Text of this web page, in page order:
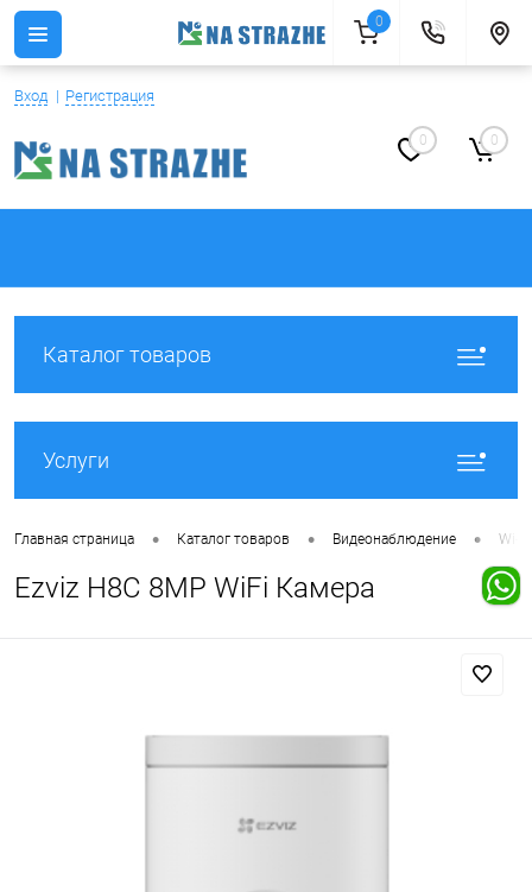
Вход Регистрация
0 0
Каталог товаров
Услуги
Главная страница • Каталог товаров • Видеонаблюдение • Wi-
Ezviz H8C 8MP WiFi Камера
0